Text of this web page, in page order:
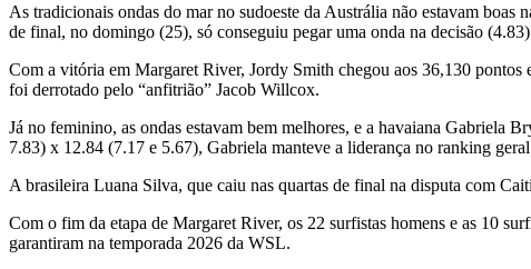
As tradicionais ondas do mar no sudoeste da Austrália não estavam
de final, no domingo (25), só conseguiu pegar uma onda na decisão
Com a vitória em Margaret River, Jordy Smith chegou aos 36,130
foi derrotado pelo “anfitrião” Jacob Willcox.
Já no feminino, as ondas estavam bem melhores, e a havaiana Gabriela
7.83) x 12.84 (7.17 e 5.67), Gabriela manteve a liderança no ranking
A brasileira Luana Silva, que caiu nas quartas de final na disputa com
Com o fim da etapa de Margaret River, os 22 surfistas homens e as 10
garantiram na temporada 2026 da WSL.